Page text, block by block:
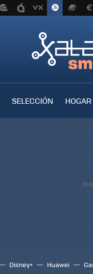
SELECCIÓN HOGAR
Disney+ Huawei